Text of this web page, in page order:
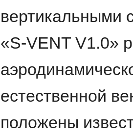
вертикальными
«S-VENT V1.0»
естественной
положены